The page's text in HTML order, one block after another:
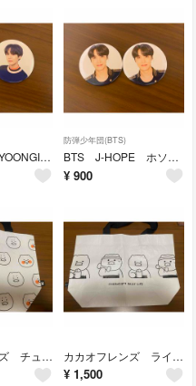
BTS SUGA YOONGI ユンギ 缶バッジ SYS LYS 2個セット
防弾少年団(BTS)
BTS J-HOPE ホソク 缶バッジ SYS Speak Your Self
¥ 900
カカオフレンズ チュンシク リユーザブルバッグ ショッパー エコバッグ 期間限定 カカオフレンズ ライアン リユーザブルバッグ ショッパー 期間限定 大きめサイズ
¥ 1,500